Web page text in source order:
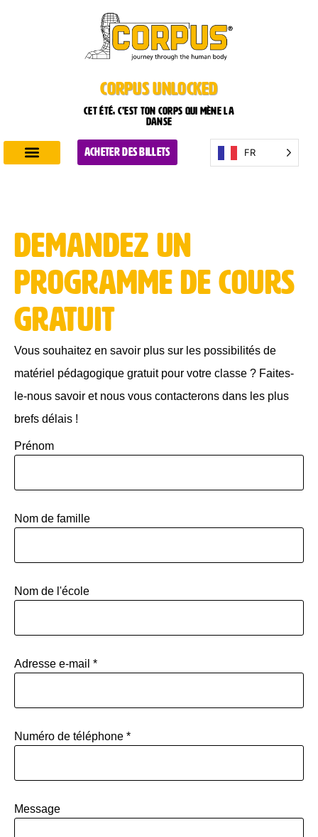
CORPUS UNLOCKED
Cet été, c'est ton corps qui mène la
danse
ACHETER DES BILLETS FR
Demandez un
programme de cours
gratuit
Vous souhaitez en savoir plus sur les possibilités de
matériel pédagogique gratuit pour votre classe ? Faites-
le-nous savoir et nous vous contacterons dans les plus
brefs délais !
Prénom
Nom de famille
Nom de l'école
Adresse e-mail *
Numéro de téléphone *
Message